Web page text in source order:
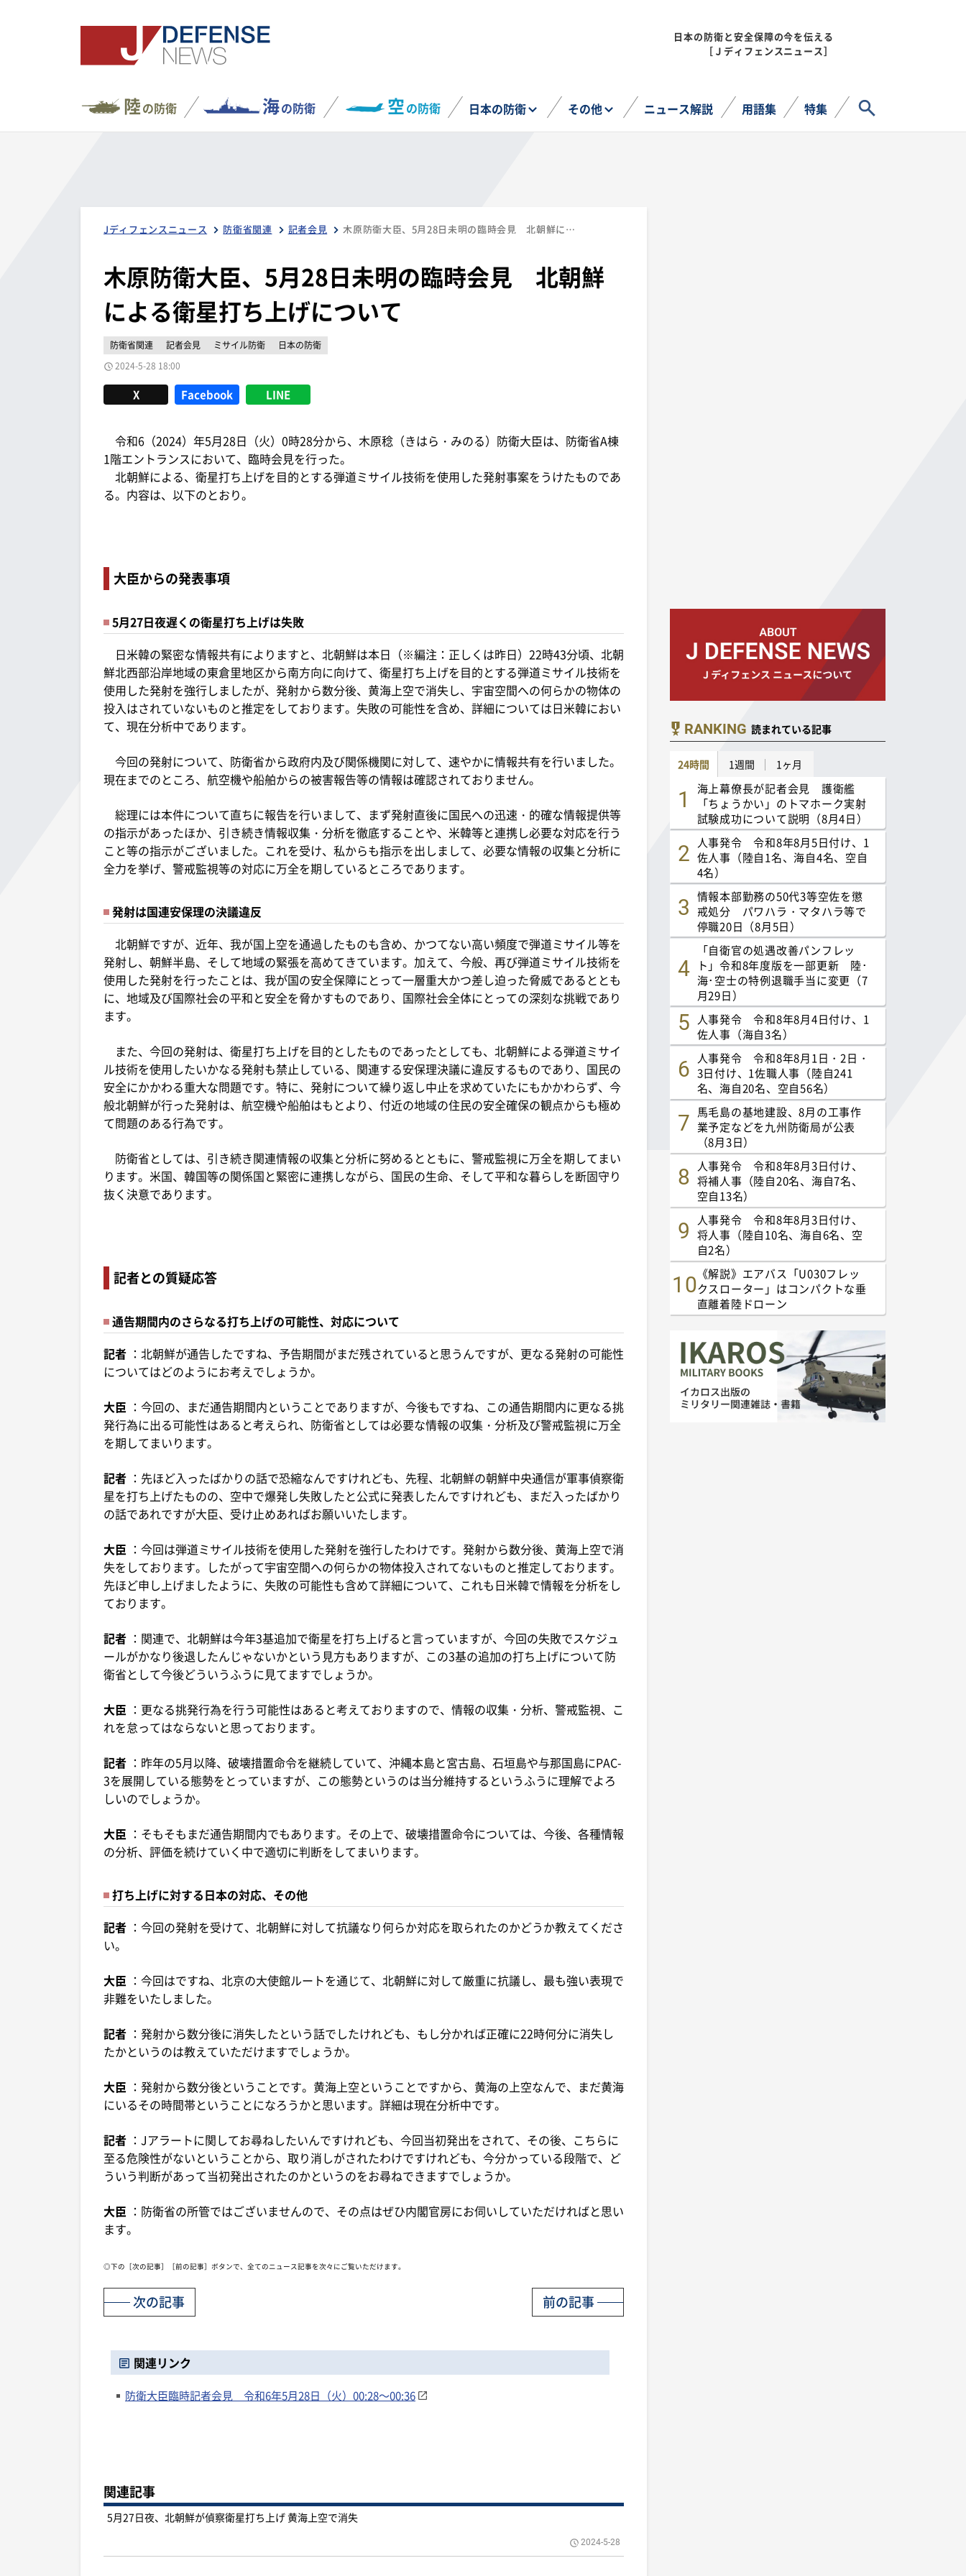
日本の防衛と安全保障の今を伝える
［Ｊディフェンスニュース］
陸の防衛 海の防衛 空の防衛 日本の防衛 その他 ニュース解説 用語集 特集
Jディフェンスニュース 防衛省関連 記者会見 木原防衛大臣、5月28日未明の臨時会見 北朝鮮による衛星打ち上げについて
木原防衛大臣、5月28日未明の臨時会見 北朝鮮
による衛星打ち上げについて
防衛省関連 記者会見 ミサイル防衛
日本の防衛
2024-5-28 18:00
X Facebook LINE
令和6（2024）年5月28日（火）0時28分から、木原稔（きはら・みのる）防衛大臣は、防衛省A棟
1階エントランスにおいて、臨時会見を行った。
北朝鮮による、衛星打ち上げを目的とする弾道ミサイル技術を使用した発射事案をうけたものであ
る。内容は、以下のとおり。
大臣からの発表事項
5月27日夜遅くの衛星打ち上げは失敗
日米韓の緊密な情報共有によりますと、北朝鮮は本日（※編注：正しくは昨日）22時43分頃、北朝
鮮北西部沿岸地域の東倉里地区から南方向に向けて、衛星打ち上げを目的とする弾道ミサイル技術を
使用した発射を強行しましたが、発射から数分後、黄海上空で消失し、宇宙空間への何らかの物体の
投入はされていないものと推定をしております。失敗の可能性を含め、詳細については日米韓におい
て、現在分析中であります。
今回の発射について、防衛省から政府内及び関係機関に対して、速やかに情報共有を行いました。
現在までのところ、航空機や船舶からの被害報告等の情報は確認されておりません。
総理には本件について直ちに報告を行いまして、まず発射直後に国民への迅速・的確な情報提供等
の指示があったほか、引き続き情報収集・分析を徹底することや、米韓等と連携し必要な対応を行う
こと等の指示がございました。これを受け、私からも指示を出しまして、必要な情報の収集と分析に
全力を挙げ、警戒監視等の対応に万全を期しているところであります。
発射は国連安保理の決議違反
北朝鮮ですが、近年、我が国上空を通過したものも含め、かつてない高い頻度で弾道ミサイル等を
発射し、朝鮮半島、そして地域の緊張を高めてきています。加えて、今般、再び弾道ミサイル技術を
使用した発射を行ったことは、我が国の安全保障にとって一層重大かつ差し迫った脅威であるととも
に、地域及び国際社会の平和と安全を脅かすものであり、国際社会全体にとっての深刻な挑戦であり
ます。
また、今回の発射は、衛星打ち上げを目的としたものであったとしても、北朝鮮による弾道ミサイ
ル技術を使用したいかなる発射も禁止している、関連する安保理決議に違反するものであり、国民の
安全にかかわる重大な問題です。特に、発射について繰り返し中止を求めていたにもかかわらず、今
般北朝鮮が行った発射は、航空機や船舶はもとより、付近の地域の住民の安全確保の観点からも極め
て問題のある行為です。
防衛省としては、引き続き関連情報の収集と分析に努めるとともに、警戒監視に万全を期してまい
ります。米国、韓国等の関係国と緊密に連携しながら、国民の生命、そして平和な暮らしを断固守り
抜く決意であります。
記者との質疑応答
通告期間内のさらなる打ち上げの可能性、対応について
記者 ：北朝鮮が通告したですね、予告期間がまだ残されていると思うんですが、更なる発射の可能性
についてはどのようにお考えでしょうか。
大臣 ：今回の、まだ通告期間内ということでありますが、今後もですね、この通告期間内に更なる挑
発行為に出る可能性はあると考えられ、防衛省としては必要な情報の収集・分析及び警戒監視に万全
を期してまいります。
記者 ：先ほど入ったばかりの話で恐縮なんですけれども、先程、北朝鮮の朝鮮中央通信が軍事偵察衛
星を打ち上げたものの、空中で爆発し失敗したと公式に発表したんですけれども、まだ入ったばかり
の話であれですが大臣、受け止めあればお願いいたします。
大臣 ：今回は弾道ミサイル技術を使用した発射を強行したわけです。発射から数分後、黄海上空で消
失をしております。したがって宇宙空間への何らかの物体投入されてないものと推定しております。
先ほど申し上げましたように、失敗の可能性も含めて詳細について、これも日米韓で情報を分析をし
ております。
記者 ：関連で、北朝鮮は今年3基追加で衛星を打ち上げると言っていますが、今回の失敗でスケジュ
ールがかなり後退したんじゃないかという見方もありますが、この3基の追加の打ち上げについて防
衛省として今後どういうふうに見てますでしょうか。
大臣 ：更なる挑発行為を行う可能性はあると考えておりますので、情報の収集・分析、警戒監視、こ
れを怠ってはならないと思っております。
記者 ：昨年の5月以降、破壊措置命令を継続していて、沖縄本島と宮古島、石垣島や与那国島にPAC-
3を展開している態勢をとっていますが、この態勢というのは当分維持するというふうに理解でよろ
しいのでしょうか。
大臣 ：そもそもまだ通告期間内でもあります。その上で、破壊措置命令については、今後、各種情報
の分析、評価を続けていく中で適切に判断をしてまいります。
打ち上げに対する日本の対応、その他
記者 ：今回の発射を受けて、北朝鮮に対して抗議なり何らか対応を取られたのかどうか教えてくださ
い。
大臣 ：今回はですね、北京の大使館ルートを通じて、北朝鮮に対して厳重に抗議し、最も強い表現で
非難をいたしました。
記者 ：発射から数分後に消失したという話でしたけれども、もし分かれば正確に22時何分に消失し
たかというのは教えていただけますでしょうか。
大臣 ：発射から数分後ということです。黄海上空ということですから、黄海の上空なんで、まだ黄海
にいるその時間帯ということになろうかと思います。詳細は現在分析中です。
記者 ：Jアラートに関してお尋ねしたいんですけれども、今回当初発出をされて、その後、こちらに
至る危険性がないということから、取り消しがされたわけですけれども、今分かっている段階で、ど
ういう判断があって当初発出されたのかというのをお尋ねできますでしょうか。
大臣 ：防衛省の所管ではございませんので、その点はぜひ内閣官房にお伺いしていただければと思い
ます。
◎下の［次の記事］［前の記事］ボタンで、全てのニュース記事を次々にご覧いただけます。
前の記事
次の記事
関連リンク
防衛大臣臨時記者会見 令和6年5月28日（火）00:28～00:36
RANKING 読まれている記事
24時間 1週間 1ヶ月
海上幕僚長が記者会見 護衛艦
「ちょうかい」のトマホーク実射
試験成功について説明（8月4日）
人事発令 令和8年8月5日付け、1
佐人事（陸自1名、海自4名、空自
4名）
情報本部勤務の50代3等空佐を懲
戒処分 パワハラ・マタハラ等で
停職20日（8月5日）
「自衛官の処遇改善パンフレッ
ト」令和8年度版を一部更新 陸･
海･空士の特例退職手当に変更（7
月29日）
人事発令 令和8年8月4日付け、1
佐人事（海自3名）
人事発令 令和8年8月1日・2日・
3日付け、1佐職人事（陸自241
名、海自20名、空自56名）
馬毛島の基地建設、8月の工事作
業予定などを九州防衛局が公表
（8月3日）
人事発令 令和8年8月3日付け、
将補人事（陸自20名、海自7名、
空自13名）
人事発令 令和8年8月3日付け、
将人事（陸自10名、海自6名、空
自2名）
《解説》エアバス「U030フレッ
クスローター」はコンパクトな垂
直離着陸ドローン
関連記事
5月27日夜、北朝鮮が偵察衛星打ち上げ 黄海上空で消失
2024-5-28